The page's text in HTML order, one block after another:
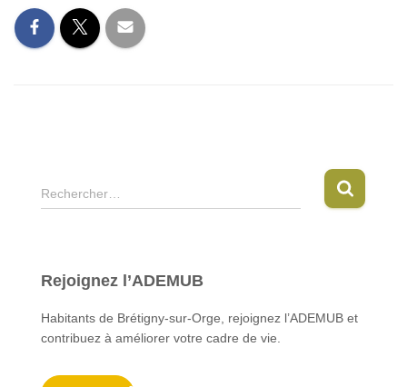
R
e
r
h
e
Rechercher…
Rejoignez l’ADEMUB
Habitants de Brétigny-sur-Orge, rejoignez l’ADEMUB et
contribuez à améliorer votre cadre de vie.